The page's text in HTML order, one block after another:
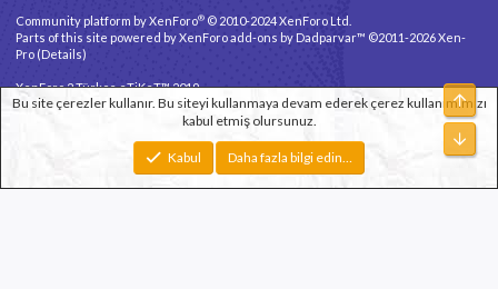
Community platform by XenForo® © 2010-2024 XenForo Ltd.
Parts of this site powered byXenForo add-ons by Dadparvar™ ©2011-2026Xen-
Pro (Details)
XenForo 2 Türkçe eTiKeT™ 2019
© by ©XenTR
Toplam sorgu Toplam zaman
En fazla bellek
Bu site çerezler kullanır. Bu siteyi kullanmaya devam ederek çerez kullanımımızı
kabul etmiş olursunuz.
Kabul Daha fazla bilgi edin…
Üst
Alt